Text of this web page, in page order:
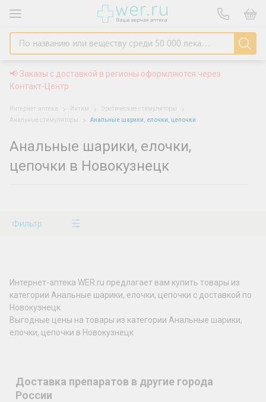
📢 Заказы с доставкой в регионы оформляются через
Контакт-Центр
Интернет-аптека Интим
Эротические стимуляторы
Анальные стимуляторы
Анальные шарики, елочки, цепочки
Анальные шарики, елочки,
цепочки в Новокузнецк
Фильтр
Интернет-аптека WER.ru предлагает вам купить товары из
категории Анальные шарики, елочки, цепочки с доставкой по
Новокузнецк
Выгодные цены на товары из категории Анальные шарики,
елочки, цепочки в Новокузнецк
Доставка препаратов в другие города
России